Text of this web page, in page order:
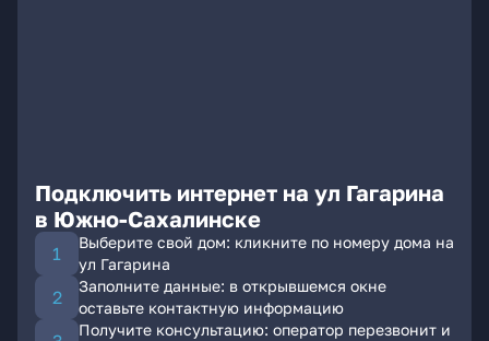
Подключить интернет на ул Гагарина
в Южно-Сахалинске
Выберите свой дом: кликните по номеру дома на
ул Гагарина
Заполните данные: в открывшемся окне
оставьте контактную информацию
Получите консультацию: оператор перезвонит и